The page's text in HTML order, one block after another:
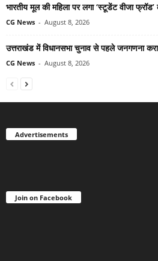
भारतीय मूल की महिला पर लगा ‘स्टूडेंट वीजा
CG News - August 8, 2026
उत्तराखंड में विधानसभा चुनाव से पहले जनगणना
CG News - August 8, 2026
Advertisements
Join on Facebook